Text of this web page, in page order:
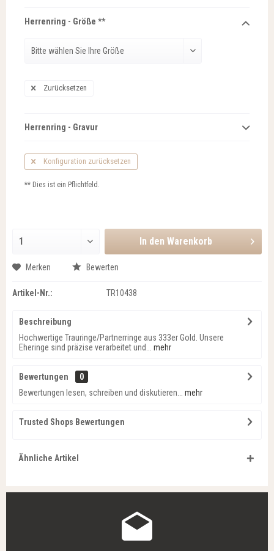
Herrenring - Größe **
Zurücksetzen
Herrenring - Gravur
Konfiguration zurücksetzen
** Dies ist ein Pflichtfeld.
In den Warenkorb
Merken Bewerten
Artikel-Nr.: TR10438
Beschreibung
Hochwertige Trauringe/Partnerringe aus 333er Gold. Unsere
Eheringe sind präzise verarbeitet und...
mehr
Bewertungen
0
Bewertungen lesen, schreiben und diskutieren...
mehr
Trusted Shops Bewertungen
Ähnliche Artikel